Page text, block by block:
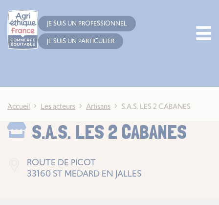
JE SUIS UN PROFESSIONNEL
JE SUIS UN PARTICULIER
Accueil Les acteurs Artisans S.A.S. LES 2 CABANES
S.A.S. LES 2 CABANES
ROUTE DE PICOT
33160 ST MEDARD EN JALLES